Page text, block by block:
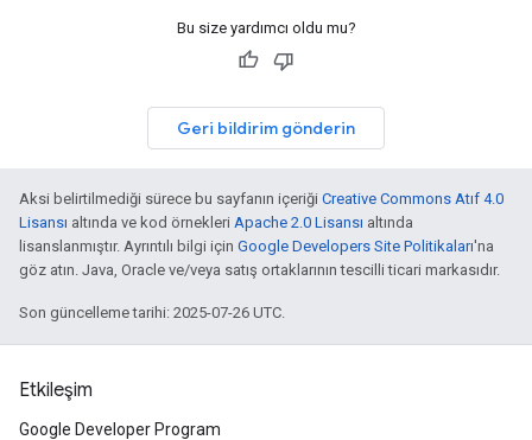
Bu size yardımcı oldu mu?
Geri bildirim gönderin
Aksi belirtilmediği sürece bu sayfanın içeriği Creative Commons Atıf 4.0
Lisansı altında ve kod örnekleri Apache 2.0 Lisansı altında
lisanslanmıştır. Ayrıntılı bilgi için Google Developers Site Politikaları'na
göz atın. Java, Oracle ve/veya satış ortaklarının tescilli ticari markasıdır.
Son güncelleme tarihi: 2025-07-26 UTC.
Etkileşim
Google Developer Program